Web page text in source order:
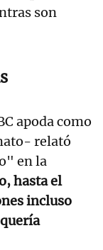
son
apoda como
relató
en la
hasta el
incluso